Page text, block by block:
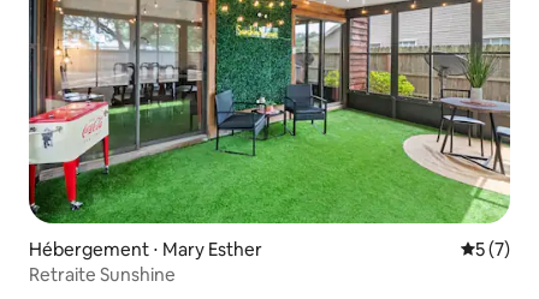
Hébergement ⋅ Mary Esther
5 (7)
Retraite Sunshine